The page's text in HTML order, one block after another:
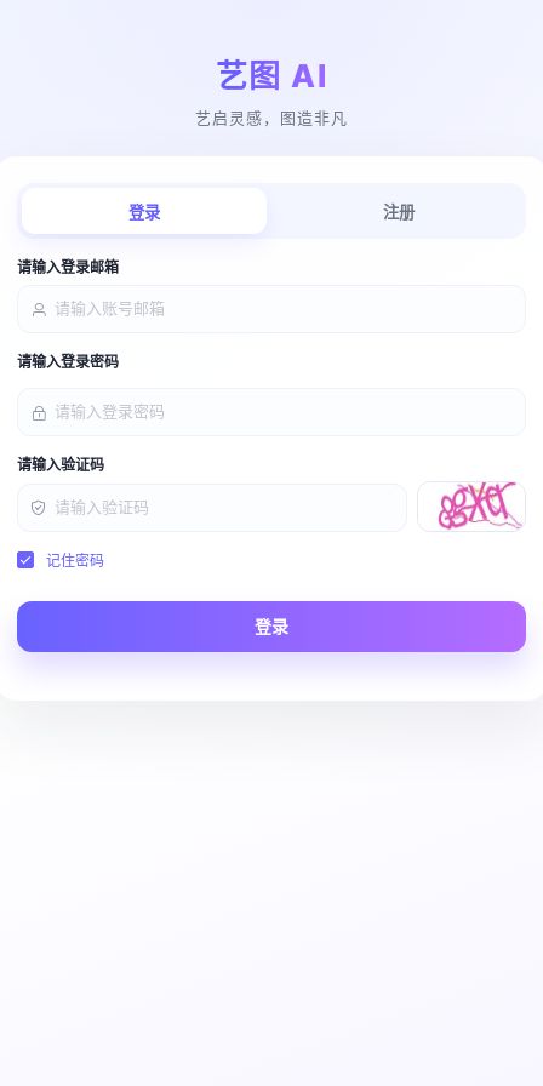
艺图 AI
艺启灵感，图造非凡
登录 注册
请输入登录邮箱
请输入登录密码
请输入验证码
记住密码
登录